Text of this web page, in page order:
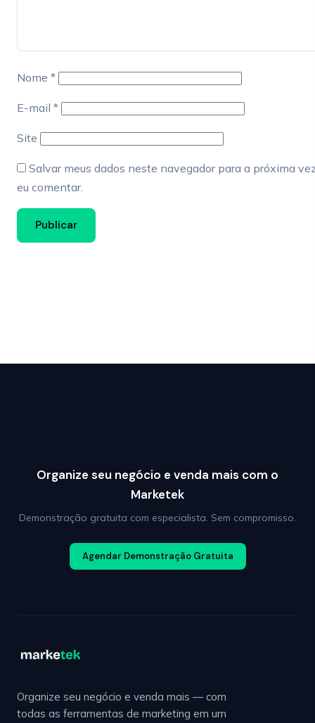
Nome *
E-mail *
Site
Salvar meus dados neste navegador para a próxima
eu comentar.
Organize seu negócio e venda mais com o
Marketek
Demonstração gratuita com especialista. Sem compromisso.
Agendar Demonstração Gratuita
Organize seu negócio e venda mais — com
todas as ferramentas de marketing em um